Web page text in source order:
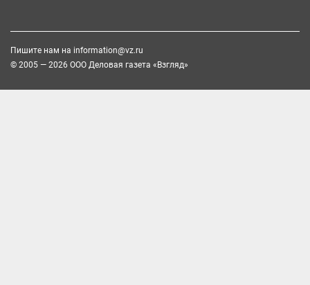
Пишите нам на information@vz.ru
© 2005 — 2026 ООО Деловая газета «Взгляд»